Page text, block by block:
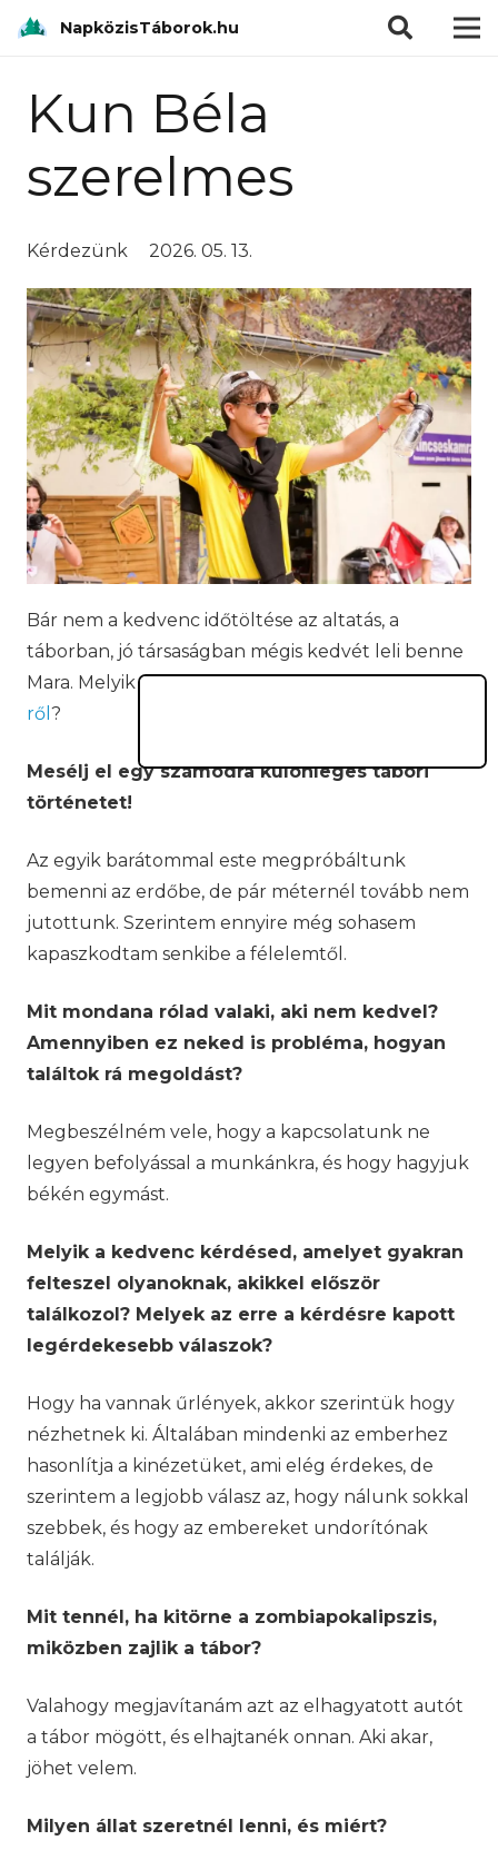
NapközisTáborok.hu
Kun Béla
szerelmes
Kérdezünk 2026. 05. 13.
Bár nem a kedvenc időtöltése az altatás, a
táborban, jó társaságban mégis kedvét leli benne
Mara. Melyik más táborról lenne szó, ha nem aPT-
ről ?
Mesélj el egy számodra különleges tábori
történetet!
Az egyik barátommal este megpróbáltunk
bemenni az erdőbe, de pár méternél tovább nem
jutottunk. Szerintem ennyire még sohasem
kapaszkodtam senkibe a félelemtől.
Mit mondana rólad valaki, aki nem kedvel?
Amennyiben ez neked is probléma, hogyan
találtok rá megoldást?
Megbeszélném vele, hogy a kapcsolatunk ne
legyen befolyással a munkánkra, és hogy hagyjuk
békén egymást.
Melyik a kedvenc kérdésed, amelyet gyakran
felteszel olyanoknak, akikkel először
találkozol? Melyek az erre a kérdésre kapott
legérdekesebb válaszok?
Hogy ha vannak űrlények, akkor szerintük hogy
nézhetnek ki. Általában mindenki az emberhez
hasonlítja a kinézetüket, ami elég érdekes, de
szerintem a legjobb válasz az, hogy nálunk sokkal
szebbek, és hogy az embereket undorítónak
találják.
Mit tennél, ha kitörne a zombiapokalipszis,
miközben zajlik a tábor?
Valahogy megjavítanám azt az elhagyatott autót
a tábor mögött, és elhajtanék onnan. Aki akar,
jöhet velem.
Milyen állat szeretnél lenni, és miért?